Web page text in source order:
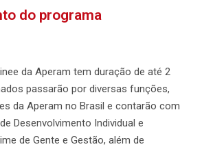
do programa
da Aperam tem duração de até 2
passarão por diversas funções,
da Aperam no Brasil e contarão com
Desenvolvimento Individual e
de Gente e Gestão, além de